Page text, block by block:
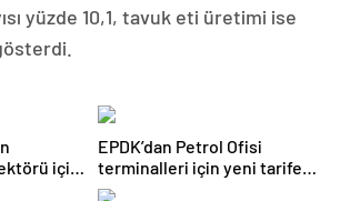
yüzde 10,1, tavuk eti üretimi ise
için
EPDK’dan Petrol Ofisi
terminalleri için yeni tarife
kararı